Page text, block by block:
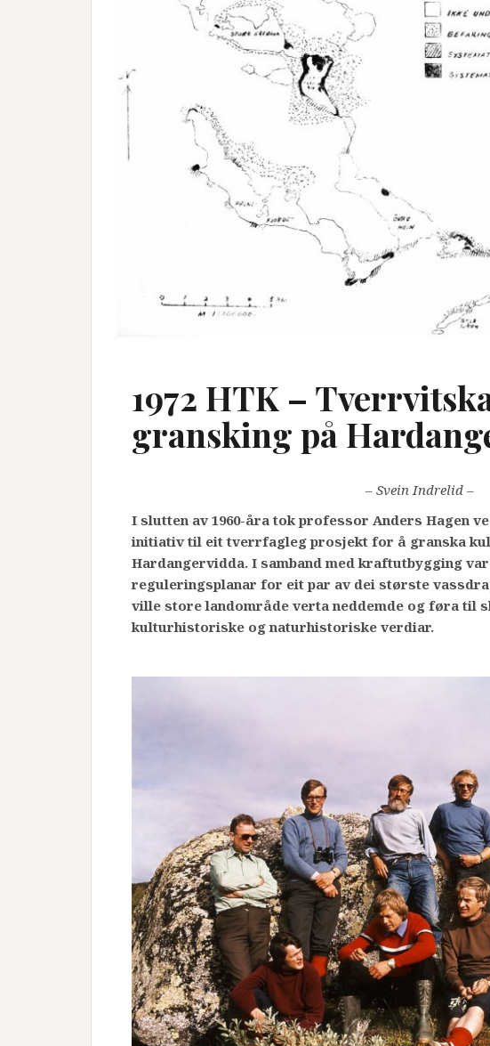
1972 HTK –
gransking på
– Svein Indrelid –
I slutten av 1960-åra tok professor Anders Hagen
initiativ til eit tverrfagleg prosjekt for å granska
Hardangervidda. I samband med kraftutbygging
reguleringsplanar for eit par av dei største
ville store landområde verta neddemde og føra til
kulturhistoriske og naturhistoriske verdiar.